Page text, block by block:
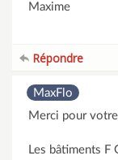
Maxime
Répondre
MaxFlo
Merci pour
Les bâtiments F